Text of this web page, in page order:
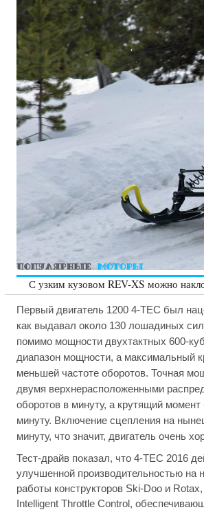
С узким кузовом REV-XS можно
Первый двигатель 1200 4-TEC был
как выдавал около 130 лошадиных
помимо мощности двухтактных 600-
диапазон мощности, а максимальный
меньшей частоте оборотов. Точная
двумя верхнерасположенными
оборотов в минуту, а крутящий
минуту. Включение сцепления на
минуту, что значит, двигатель очень
Тест-драйв показал, что 4-TEC 2016
улучшенной производительностью на
работы конструкторов Ski-Doo и
Intelligent Throttle Control,